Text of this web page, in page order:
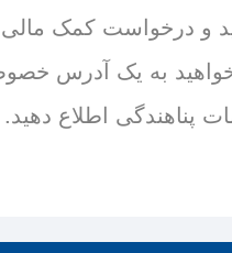
و درخواست کمک مالی
به یک آدرس
پناهندگی اطلاع دهید.